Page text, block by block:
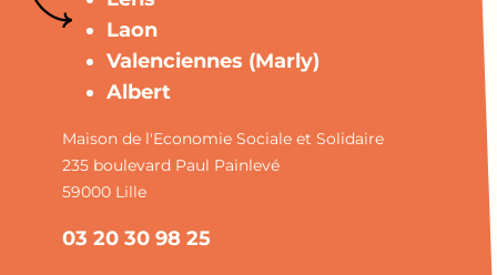
Laon
Valenciennes (Marly)
Albert
Maison de l'Economie Sociale et Solidaire
235 boulevard Paul Painlevé
59000 Lille
03 20 30 98 25